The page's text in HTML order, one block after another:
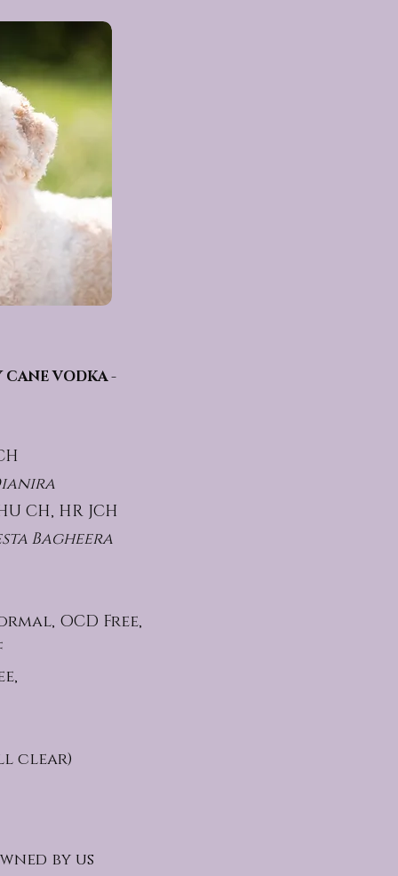
CANE VODKA -
CH, HR JCH
Bagheera
OCD Free,
clear)
by us